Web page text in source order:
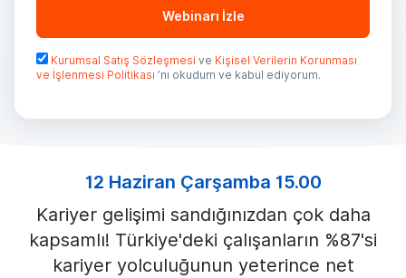
Webinarı İzle
Kurumsal Satış Sözleşmesi ve Kişisel Verilerin Korunması
ve İşlenmesi Politikası ’nı okudum ve kabul ediyorum.
12 Haziran Çarşamba 15.00
Kariyer gelişimi sandığınızdan çok daha
kapsamlı! Türkiye'deki çalışanların %87'si
kariyer yolculuğunun yeterince net